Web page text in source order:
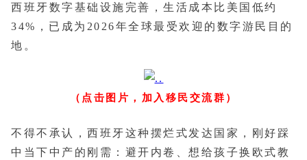
西班牙数字基础设施完善，生活成本比美国低约
34%，已成为2026年全球最受欢迎的数字游民目的
地。
（点击图片，加入移民交流群）
不得不承认，西班牙这种摆烂式发达国家，刚好踩
中当下中产的刚需：避开内卷、想给孩子换欧式教